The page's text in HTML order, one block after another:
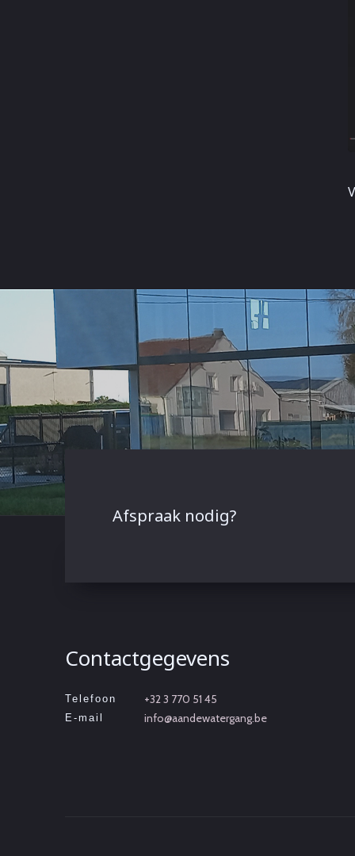
Afspraak nodig?
Contactgegevens
Telefoon +32 3 770 51 45
E-mail info@aandewatergang.be